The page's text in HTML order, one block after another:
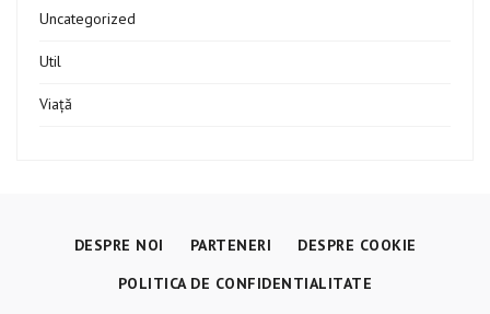
Uncategorized
Util
Viață
DESPRE NOI PARTENERI
DESPRE COOKIE
POLITICA DE CONFIDENTIALITATE